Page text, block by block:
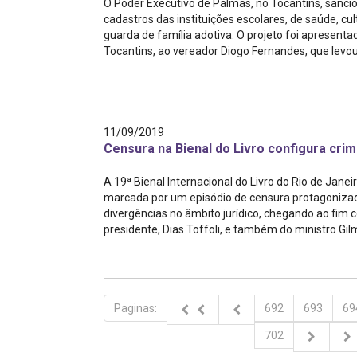
O Poder Executivo de Palmas, no Tocantins,
cadastros das instituições escolares, de saúde,
guarda de família adotiva. O projeto foi
Tocantins, ao vereador Diogo Fernandes, que
11/09/2019
Censura na Bienal do Livro configura
A 19ª Bienal Internacional do Livro do Rio de
marcada por um episódio de censura
divergências no âmbito jurídico, chegando ao fim
presidente, Dias Toffoli, e também do ministro
Paginas: 692 693
702